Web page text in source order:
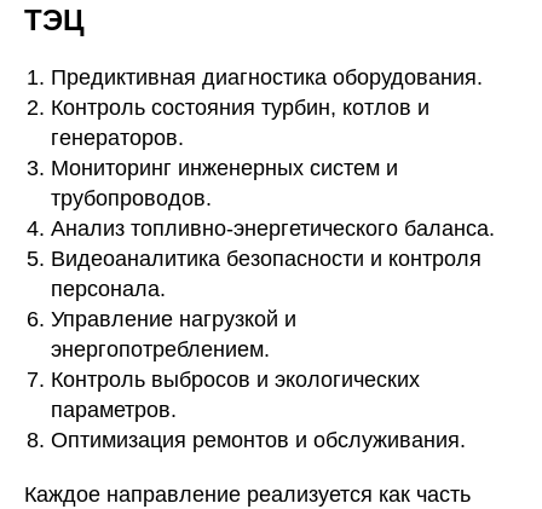
ТЭЦ
Предиктивная диагностика оборудования.
Контроль состояния турбин, котлов и
генераторов.
Мониторинг инженерных систем и
трубопроводов.
Анализ топливно-энергетического баланса.
Видеоаналитика безопасности и контроля
персонала.
Управление нагрузкой и
энергопотреблением.
Контроль выбросов и экологических
параметров.
Оптимизация ремонтов и обслуживания.
Каждое направление реализуется как часть